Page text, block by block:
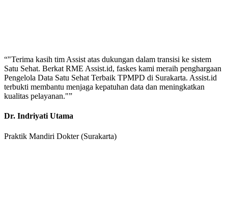
“"Terima kasih tim Assist atas dukungan dalam transisi ke sistem
Satu Sehat. Berkat RME Assist.id, faskes kami meraih penghargaan
Pengelola Data Satu Sehat Terbaik TPMPD di Surakarta. Assist.id
terbukti membantu menjaga kepatuhan data dan meningkatkan
kualitas pelayanan."”
Dr. Indriyati Utama
Praktik Mandiri Dokter (Surakarta)